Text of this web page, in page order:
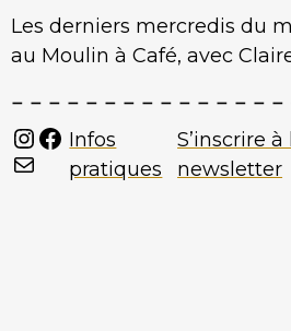
Les derniers mercredis du
au Moulin à Café, avec
Instagram
Facebook
Mail
Infos
pratiques
S’inscrire à
newsletter